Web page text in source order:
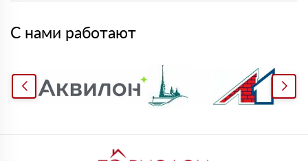
С нами работают